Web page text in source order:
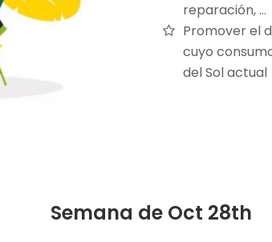
reparación, …
Promover el
cuyo
del Sol actual
Semana de Oct 28th